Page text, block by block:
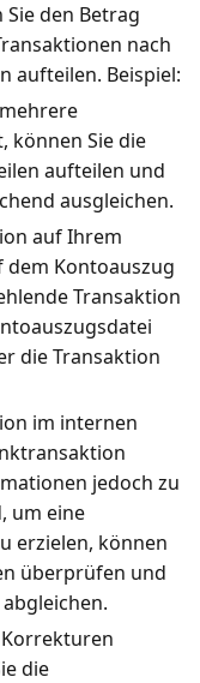
den Betrag
nach
aufteilen. Beispiel:
können Sie die
aufteilen und
ausgleichen.
auf Ihrem
Kontoauszug
Transaktion
die Transaktion
im internen
jedoch zu
um eine
erzielen, können
überprüfen und
die